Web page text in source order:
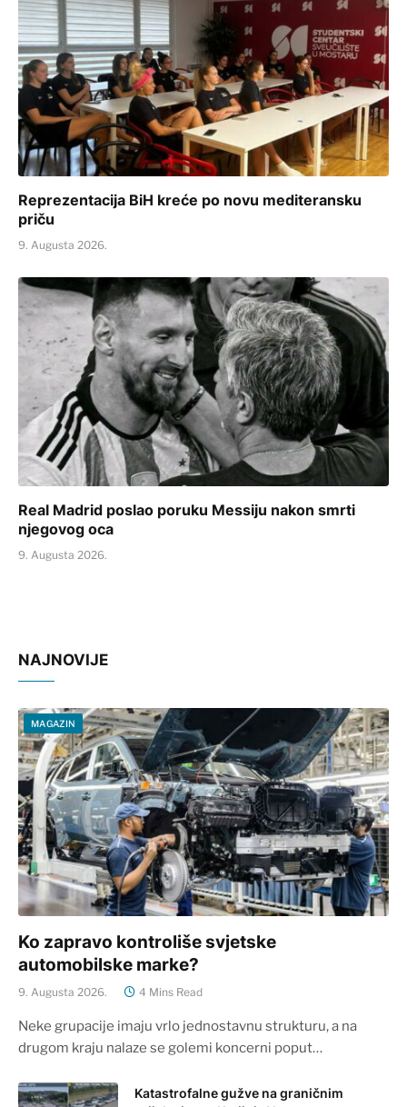
Reprezentacija BiH kreće po novu mediteransku
priču
9. Augusta 2026.
Real Madrid poslao poruku Messiju nakon smrti
njegovog oca
9. Augusta 2026.
NAJNOVIJE
MAGAZIN
Ko zapravo kontroliše svjetske
automobilske marke?
9. Augusta 2026. 4 Mins Read
Neke grupacije imaju vrlo jednostavnu strukturu, a na
drugom kraju nalaze se golemi koncerni poput…
Katastrofalne gužve na graničnim